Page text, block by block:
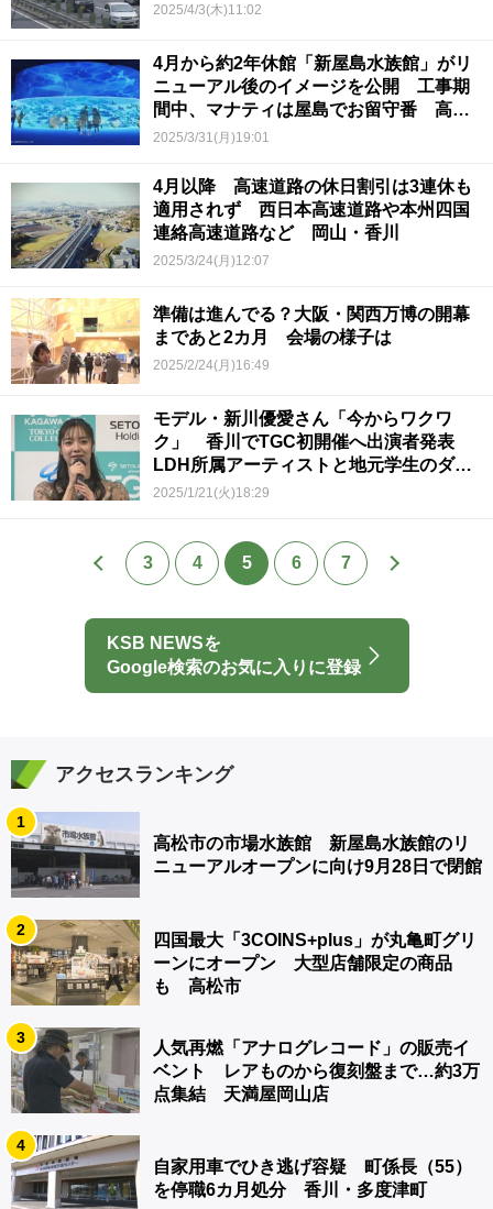
2025/4/3(木)11:02
4月から約2年休館「新屋島水族館」がリ
ニューアル後のイメージを公開 工事期
間中、マナティは屋島でお留守番 高松
市
2025/3/31(月)19:01
4月以降 高速道路の休日割引は3連休も
適用されず 西日本高速道路や本州四国
連絡高速道路など 岡山・香川
2025/3/24(月)12:07
準備は進んでる？大阪・関西万博の開幕
まであと2カ月 会場の様子は
2025/2/24(月)16:49
モデル・新川優愛さん「今からワクワ
ク」 香川でTGC初開催へ出演者発表
LDH所属アーティストと地元学生のダン
スコラボも
2025/1/21(火)18:29
3 4 5 6 7
KSB NEWSを
Google検索のお気に入りに登録
アクセスランキング
1
高松市の市場水族館 新屋島水族館のリ
ニューアルオープンに向け9月28日で閉館
2
四国最大「3COINS+plus」が丸亀町グリ
ーンにオープン 大型店舗限定の商品
も 高松市
3
人気再燃「アナログレコード」の販売イ
ベント レアものから復刻盤まで…約3万
点集結 天満屋岡山店
4
自家用車でひき逃げ容疑 町係長（55）
を停職6カ月処分 香川・多度津町